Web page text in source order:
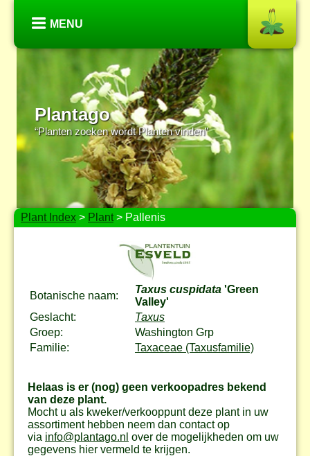
MENU
Plantago
“Planten zoeken wordt Planten vinden”
Plant Index > Plant> Pallenis
Botanische naam:
Taxus cuspidata 'Green
Valley'
Geslacht:
Taxus
Groep:
Washington Grp
Familie:
Taxaceae (Taxusfamilie)
Helaas is er (nog) geen verkoopadres bekend
van deze plant.
Mocht u als kweker/verkooppunt deze plant in uw
assortiment hebben neem dan contact op
via info@plantago.nl over de mogelijkheden om uw
gegevens hier vermeld te krijgen.